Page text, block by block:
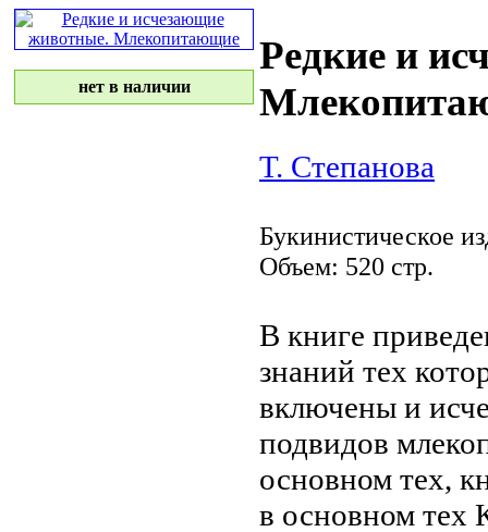
нет в наличии
Редкие и
Т. Степанова
Букинистическое
Объем: 520 стр.
В книге
знаний тех
включены и
подвидов
основном тех,
в основном тех